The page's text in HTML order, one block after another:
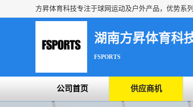
湖南方昇体育科
FSPORTS
公司首页 供应商机